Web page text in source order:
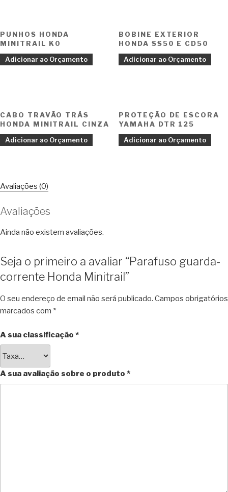
PUNHOS HONDA
MINITRAIL K0
Adicionar ao Orçamento
BOBINE EXTERIOR
HONDA SS50 E CD50
Adicionar ao Orçamento
CABO TRAVÃO TRÁS
HONDA MINITRAIL CINZA
Adicionar ao Orçamento
PROTEÇÃO DE ESCORA
YAMAHA DTR 125
Adicionar ao Orçamento
Avaliações (0)
Avaliações
Ainda não existem avaliações.
Seja o primeiro a avaliar “Parafuso guarda-
corrente Honda Minitrail”
O seu endereço de email não será publicado. Campos obrigatórios
marcados com *
A sua classificação *
A sua avaliação sobre o produto *